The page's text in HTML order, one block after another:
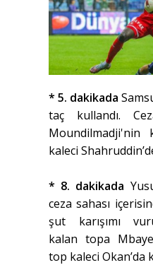
* 5. dakikada
taç kullandı.
kaleci
* 8. dakikada
ceza sahası
şut karışımı
kalan topa
top kaleci Okan’da